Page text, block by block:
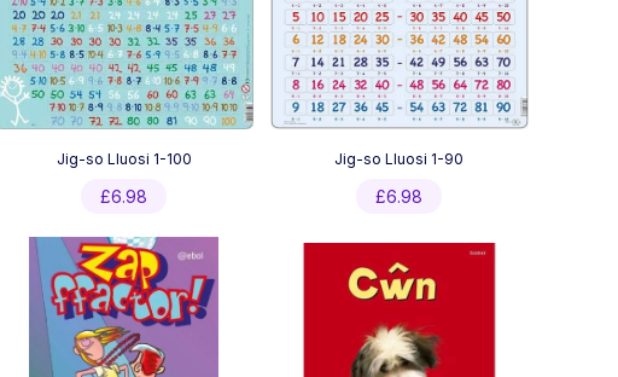
Jig-so Lluosi 1-100
£6.98
Jig-so Lluosi 1-90
£6.98